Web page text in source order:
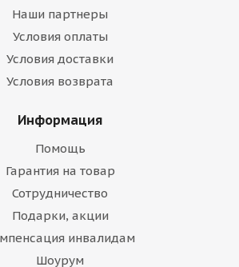
Наши партнеры
Условия оплаты
Условия доставки
Условия возврата
Информация
Помощь
Гарантия на товар
Сотрудничество
Подарки, акции
инвалидам
Шоурум